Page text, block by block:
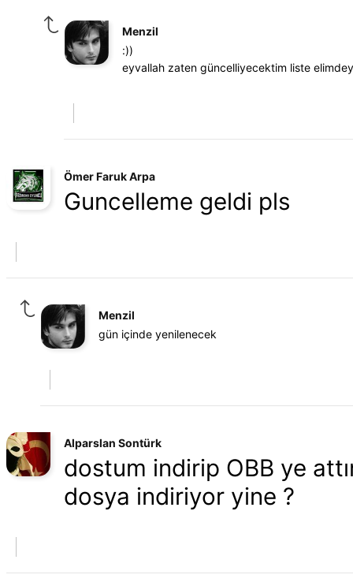
Menzil
:))
eyvallah zaten güncelliyecektim liste
Ömer Faruk Arpa
Guncelleme geldi pls
Menzil
gün içinde yenilenecek
Alparslan Sontürk
dostum indirip OBB ye
dosya indiriyor yine ?